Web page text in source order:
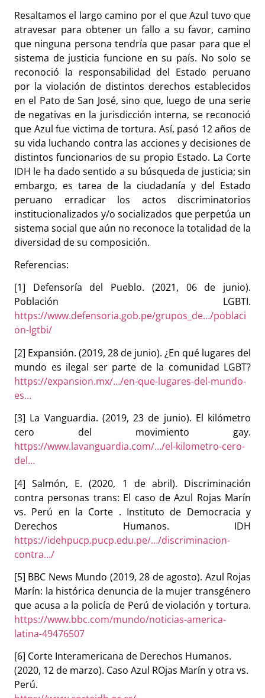
Resaltamos el largo camino por el que Azul tuvo que
atravesar para obtener un fallo a su favor, camino
que ninguna persona tendría que pasar para que el
sistema de justicia funcione en su país. No solo se
reconoció la responsabilidad del Estado peruano
por la violación de distintos derechos establecidos
en el Pato de San José, sino que, luego de una serie
de negativas en la jurisdicción interna, se reconoció
que Azul fue victima de tortura. Así, pasó 12 años de
su vida luchando contra las acciones y decisiones de
distintos funcionarios de su propio Estado. La Corte
IDH le ha dado sentido a su búsqueda de justicia; sin
embargo, es tarea de la ciudadanía y del Estado
peruano erradicar los actos discriminatorios
institucionalizados y/o socializados que perpetúa un
sistema social que aún no reconoce la totalidad de la
diversidad de su composición.
Referencias:
[1] Defensoría del Pueblo. (2021, 06 de junio).
Población LGBTI.
https://www.defensoria.gob.pe/grupos_de…/poblaci
on-lgtbi/
[2] Expansión. (2019, 28 de junio). ¿En qué lugares del
mundo es ilegal ser parte de la comunidad LGBT?
https://expansion.mx/…/en-que-lugares-del-mundo-
es…
[3] La Vanguardia. (2019, 23 de junio). El kilómetro
cero del movimiento gay.
https://www.lavanguardia.com/…/el-kilometro-cero-
del…
[4] Salmón, E. (2020, 1 de abril). Discriminación
contra personas trans: El caso de Azul Rojas Marín
vs. Perú en la Corte . Instituto de Democracia y
Derechos Humanos. IDH
https://idehpucp.pucp.edu.pe/…/discriminacion-
contra…/
[5] BBC News Mundo (2019, 28 de agosto). Azul Rojas
Marín: la histórica denuncia de la mujer transgénero
que acusa a la policía de Perú de violación y tortura.
https://www.bbc.com/mundo/noticias-america-
latina-49476507
[6] Corte Interamericana de Derechos Humanos.
(2020, 12 de marzo). Caso Azul ROjas Marín y otra vs.
Perú.